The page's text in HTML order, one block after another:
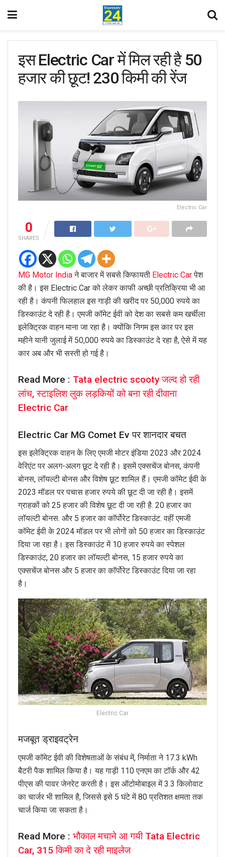
इस Electric Car में मिल रही है 50
हजार की छूट! 230 किमी की रेंज
Electric Car
0
SHARES
MG Motor Indiaने बाजार में सबसे किफायती Electric Carपेश
की है। इस Electric Car को लेकर काफी अच्छी प्रतिक्रिया भी आ
रही है। कंपनी फिलहाल इस गाड़ी की खरीद पर 50,000 रुपये का
डिस्काउंट दे रही है। एमजी कॉमेट ईवी को देश का सबसे कम खर्चीला
इलेक्ट्रिक वाहन माना जा रहा है। क्योंकि निगम इस कार पर इस
महीने यानी जुलाई में 50,000 रुपये का डिस्काउंट दे रहा है, ऐसे में यह
कार अब और भी सस्ती हो गई है।
Read More : Tata electric scooty जल्द हो रही
लांच, स्टाइलिश लुक लड़कियों को बना रही दीवाना
Electric Car
Electric Car MG Comet Ev पर शानदार बचत
इस इलेक्ट्रिक वाहन के लिए एमजी मोटर इंडिया 2023 और 2024
वेरिएंट पर अलग-अलग छूट दे रही है। इसमें एक्सचेंज बोनस, कंपनी
बोनस, लॉयल्टी बोनस और विशेष छूट शामिल हैं। एमजी कॉमेट ईवी के
2023 मॉडल पर पचास हजार रुपये की छूट दी जा रही है। इसमें
ग्राहकों को 25 हजार की विशेष छूट दी जा रही है. 20 हजार का
लॉयल्टी बोनस. और 5 हजार का कॉर्पोरेट डिस्काउंट. वहीं एमजी
कॉमेट ईवी के 2024 मॉडल पर भी लोगों को 50 हजार का डिस्काउंट
दिया जा रहा है। इस डिस्काउंट में 10 हजार रुपये का स्पेशल
डिस्काउंट, 20 हजार का लॉयल्टी बोनस, 15 हजार रुपये का
एक्सचेंज बोनस और 5 हजार का कॉर्पोरेट डिस्काउंट दिया जा रहा
है।
Electric Car
मजबूत ड्राइवट्रेन
एमजी कॉमेट ईवी की विशेषताओं के संबंध में, निर्माता ने 17.3 kWh
बैटरी पैक शामिल किया है। यह गाड़ी 110 एनएम का टॉर्क और 42
पीएस की पावर जेनरेट करती है। इस ऑटोमोबाइल में 3.3 किलोवाट
का चार्जर भी शामिल है, जिससे इसे 5 घंटे में 80 प्रतिशत क्षमता तक
चार्ज किया जा सकता है।
Read More : भौकाल मचाने आ गयी Tata Electric
Car, 315 किमी का दे रही माइलेज